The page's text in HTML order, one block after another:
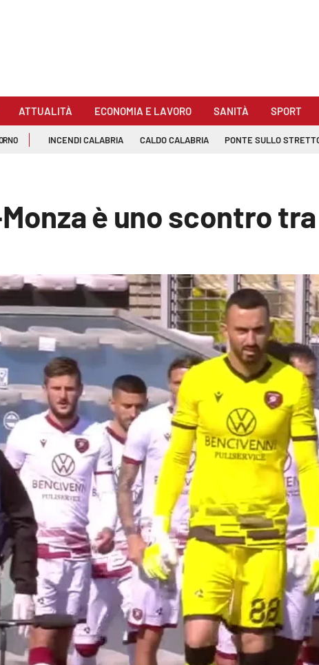
ATTUALITÀ ECONOMIA E LAVORO SANITÀ SPORT
INCENDI CALABRIA CALDO CALABRIA PONTE SULLO
è uno scontro